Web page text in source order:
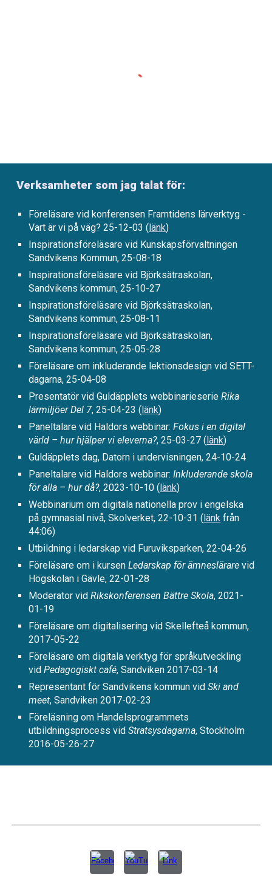
Verksamheter som jag talat för:
Föreläsare vid konferensen Framtidens lärverktyg -
Vart är vi på väg? 25-12-03 (länk)
Inspirationsföreläsare vid Kunskapsförvaltningen
Sandvikens Kommun, 25-08-18
Inspirationsföreläsare vid Björksätraskolan,
Sandvikens kommun, 25-10-27
Inspirationsföreläsare vid Björksätraskolan,
Sandvikens kommun, 25-08-11
Inspirationsföreläsare vid Björksätraskolan,
Sandvikens kommun, 25-05-28
Föreläsare om inkluderande lektionsdesign vid SETT-
dagarna, 25-04-08
Presentatör vidGuldäpplets webbinarieserieRika
lärmiljöer Del 7, 25-04-23 (länk)
Paneltalare vid Haldors webbinar:Fokus i en digital
värld – hur hjälper vi eleverna?, 25-03-27 (länk)
Guldäpplets dag, Datorn i undervisningen, 24-10-24
Paneltalare vid Haldors webbinar:Inkluderande skola
för alla – hur då?, 2023-10-10 (länk)
Webbinarium om digitala nationella prov i engelska
på gymnasial nivå, Skolverket, 22-10-31 (länk från
44:06)
Utbildning i ledarskap vid Furuviksparken, 22-04-26
Föreläsare om i kursenLedarskap för ämneslärare vid
Högskolan i Gävle, 22-01-28
Moderator vidRikskonferensen Bättre Skola, 2021-
01-19
Föreläsare om digitalisering vid Skellefteå kommun,
2017-05-22
Föreläsare om digitala verktyg för språkutveckling
vidPedagogiskt café, Sandviken 2017-03-14
Representant för Sandvikens kommun vid Ski and
meet, Sandviken 2017-02-23
Föreläsning om Handelsprogrammets
utbildningsprocess vidStratsysdagarna, Stockholm
2016-05-26-27